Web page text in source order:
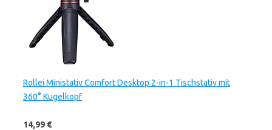
Rollei Ministativ Comfort Desktop 2-in-1 Tischstativ mit
360° Kugelkopf
14,99 €